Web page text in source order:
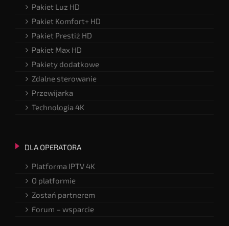
Pakiet Luz HD
Pakiet Komfort+ HD
Pakiet Prestiż HD
Pakiet Max HD
Pakiety dodatkowe
Zdalne sterowanie
Przewijarka
Technologia 4K
DLA OPERATORA
Platforma IPTV 4K
O platformie
Zostań partnerem
Forum – wsparcie